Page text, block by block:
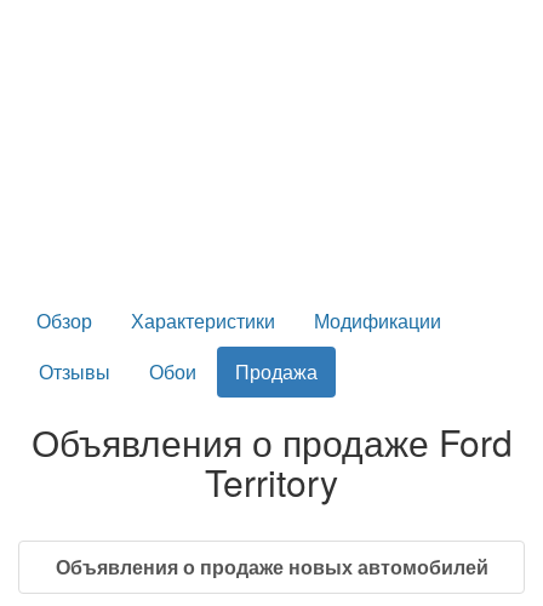
Обзор Характеристики
Модификации
Отзывы
Обои Продажа
Объявления о продаже Ford
Territory
Объявления о продаже новых автомобилей